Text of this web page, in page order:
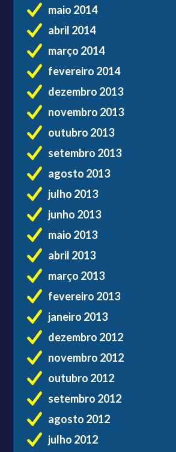
maio 2014
abril 2014
março 2014
fevereiro 2014
dezembro 2013
novembro 2013
outubro 2013
setembro 2013
agosto 2013
julho 2013
junho 2013
maio 2013
abril 2013
março 2013
fevereiro 2013
janeiro 2013
dezembro 2012
novembro 2012
outubro 2012
setembro 2012
agosto 2012
julho 2012